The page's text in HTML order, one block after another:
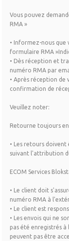
Vous pouvez
RMA »
• Informez-nous
formulaire RMA
• Dès réception et
numéro RMA par
• Après réception de
confirmation de
Veuillez noter:
Retourne toujours
• Les retours doivent
suivant l'attribution
ECOM Services
• Le client doit
numéro RMA à
• Le client est
• Les envois qui ne
pas été enregistrés
peuvent pas être